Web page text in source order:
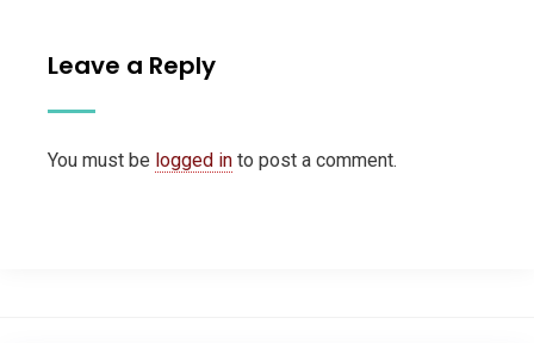
Leave a Reply
You must be logged in to post a comment.